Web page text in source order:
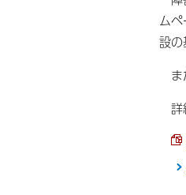
ム
設の
ま
詳